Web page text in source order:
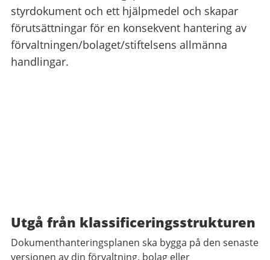
styrdokument och ett hjälpmedel och skapar
förutsättningar för en konsekvent hantering av
förvaltningen/bolaget/stiftelsens allmänna
handlingar.
Utgå från klassificeringsstrukturen
Dokumenthanteringsplanen ska bygga på den senaste
versionen av din förvaltning, bolag eller